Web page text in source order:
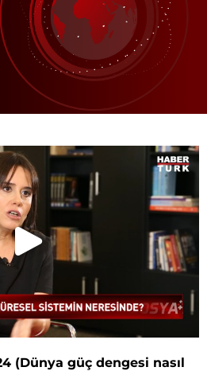
(Dünya güç dengesi nasıl